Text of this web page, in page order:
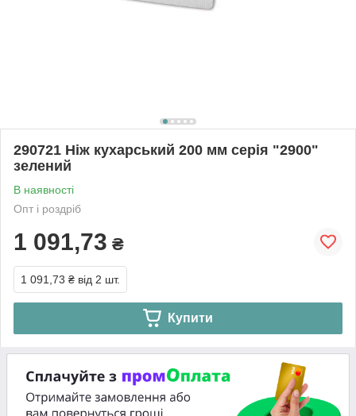
290721 Ніж кухарський 200 мм серія "2900"
зелений
В наявності
Опт і роздріб
1 091,73 ₴
1 091,73 ₴ від 2 шт.
Купити